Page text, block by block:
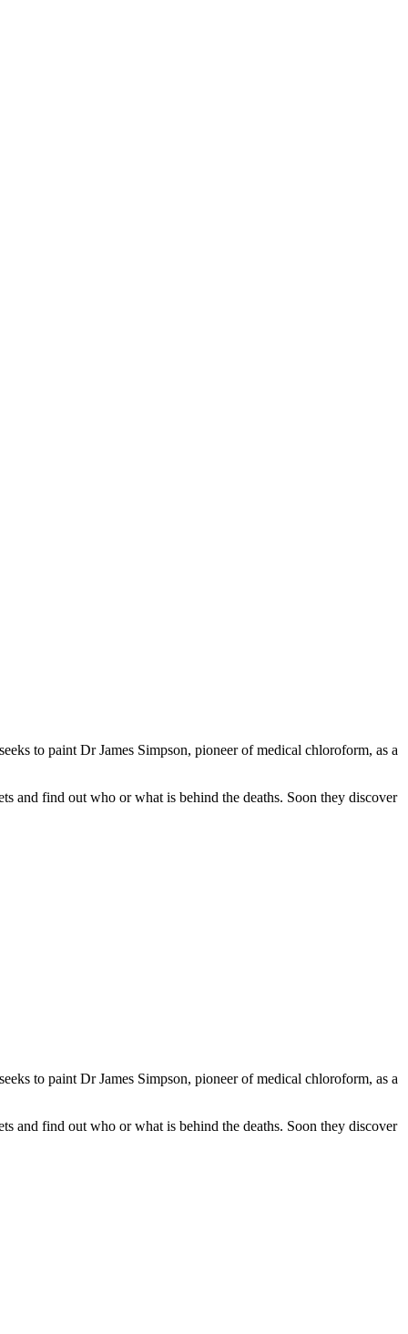
to paint Dr James Simpson, pioneer of medical chloroform, as a
and find out who or what is behind the deaths. Soon they discover
to paint Dr James Simpson, pioneer of medical chloroform, as a
and find out who or what is behind the deaths. Soon they discover